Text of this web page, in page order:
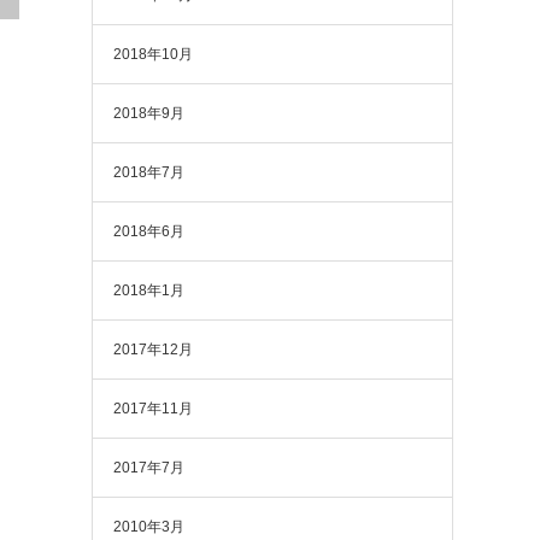
2018年10月
2018年9月
2018年7月
2018年6月
2018年1月
2017年12月
2017年11月
2017年7月
2010年3月